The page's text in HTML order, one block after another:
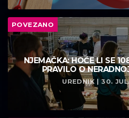
POVEZANO
NJEMAČKA: HOĆE LI SE
PRAVILO O
UREDNIK | 30.